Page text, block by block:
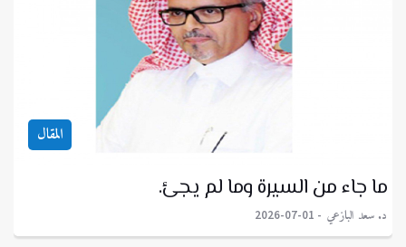
المقال
ما جاء من السيرة وما لم يجئ.
د. سعد البازعي 2026-07-01